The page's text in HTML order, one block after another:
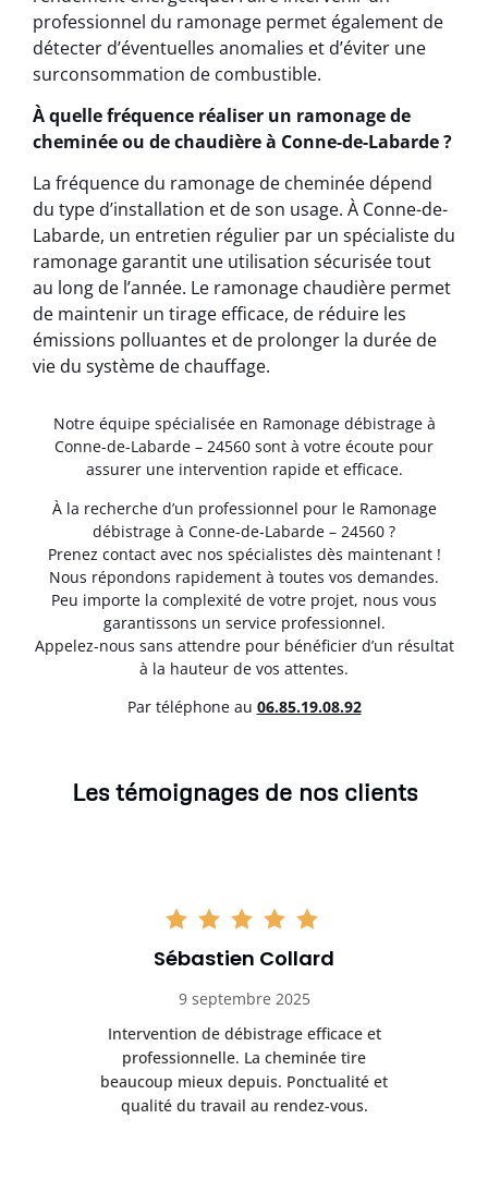
professionnel du ramonage permet également de
détecter d’éventuelles anomalies et d’éviter une
surconsommation de combustible.
À quelle fréquence réaliser un ramonage de
cheminée ou de chaudière à Conne-de-Labarde ?
La fréquence du ramonage de cheminée dépend
du type d’installation et de son usage. À Conne-de-
Labarde, un entretien régulier par un spécialiste du
ramonage garantit une utilisation sécurisée tout
au long de l’année. Le ramonage chaudière permet
de maintenir un tirage efficace, de réduire les
émissions polluantes et de prolonger la durée de
vie du système de chauffage.
Notre équipe spécialisée en Ramonage débistrage à
Conne-de-Labarde – 24560 sont à votre écoute pour
assurer une intervention rapide et efficace.
À la recherche d’un professionnel pour le Ramonage
débistrage à Conne-de-Labarde – 24560 ?
Prenez contact avec nos spécialistes dès maintenant !
Nous répondons rapidement à toutes vos demandes.
Peu importe la complexité de votre projet, nous vous
garantissons un service professionnel.
Appelez-nous sans attendre pour bénéficier d’un résultat
à la hauteur de vos attentes.
Par téléphone au 06.85.19.08.92
Les témoignages de nos clients
Sébastien Collard
9 septembre 2025
Intervention de débistrage efficace et
professionnelle. La cheminée tire
beaucoup mieux depuis. Ponctualité et
qualité du travail au rendez-vous.